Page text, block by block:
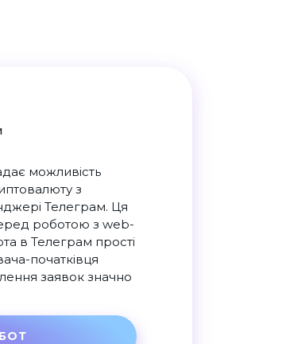
можливість
з
Телеграм. Ця
роботою з web-
в Телеграм прості
початківця
заявок значно